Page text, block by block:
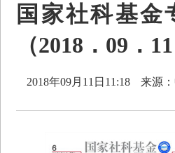
国家社科基金
（2018．09．11
2018年09月11日11:18 来源：